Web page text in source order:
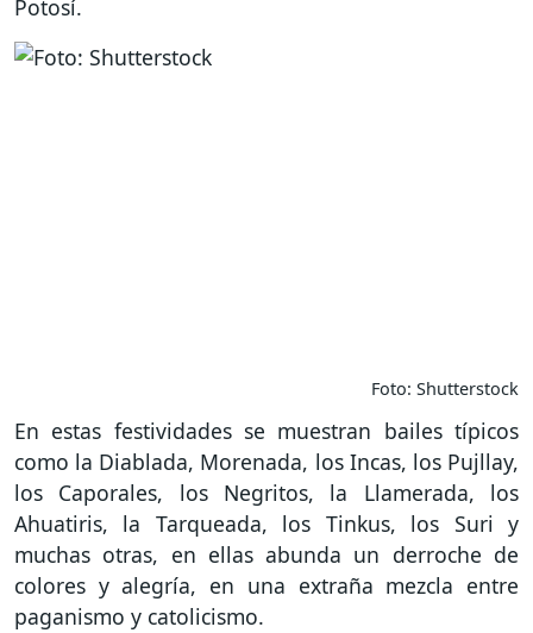
Potosí.
Foto: Shutterstock
En estas festividades se muestran bailes típicos
como la Diablada, Morenada, los Incas, los Pujllay,
los Caporales, los Negritos, la Llamerada, los
Ahuatiris, la Tarqueada, los Tinkus, los Suri y
muchas otras, en ellas abunda un derroche de
colores y alegría, en una extraña mezcla entre
paganismo y catolicismo.